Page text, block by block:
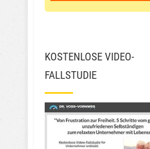
KOSTENLOSE VIDEO-
FALLSTUDIE